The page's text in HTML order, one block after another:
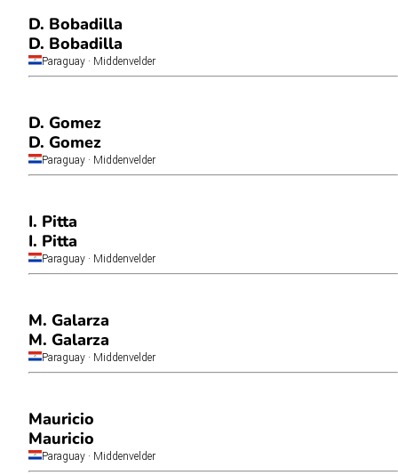
D. Bobadilla
D. Bobadilla
Paraguay · Middenvelder
D. Gomez
D. Gomez
Paraguay · Middenvelder
I. Pitta
I. Pitta
Paraguay · Middenvelder
M. Galarza
M. Galarza
Paraguay · Middenvelder
Mauricio
Mauricio
Paraguay · Middenvelder